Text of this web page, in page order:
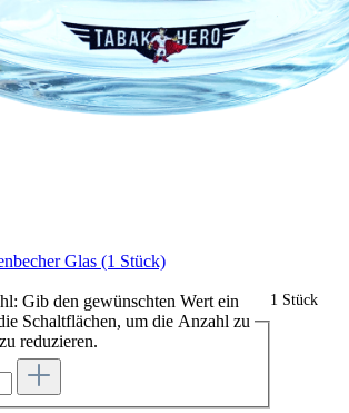
Glas (1 Stück)
1 Stück
Gib den gewünschten Wert ein
Schaltflächen, um die Anzahl zu
reduzieren.